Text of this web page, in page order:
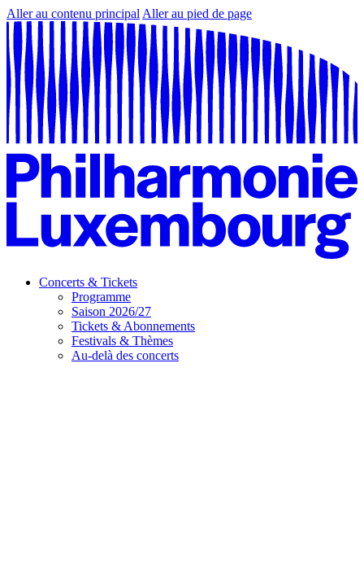
Aller au contenu principal Aller au pied de page
Concerts & Tickets
Programme
Saison 2026/27
Tickets & Abonnements
Festivals & Thèmes
Au-delà des concerts